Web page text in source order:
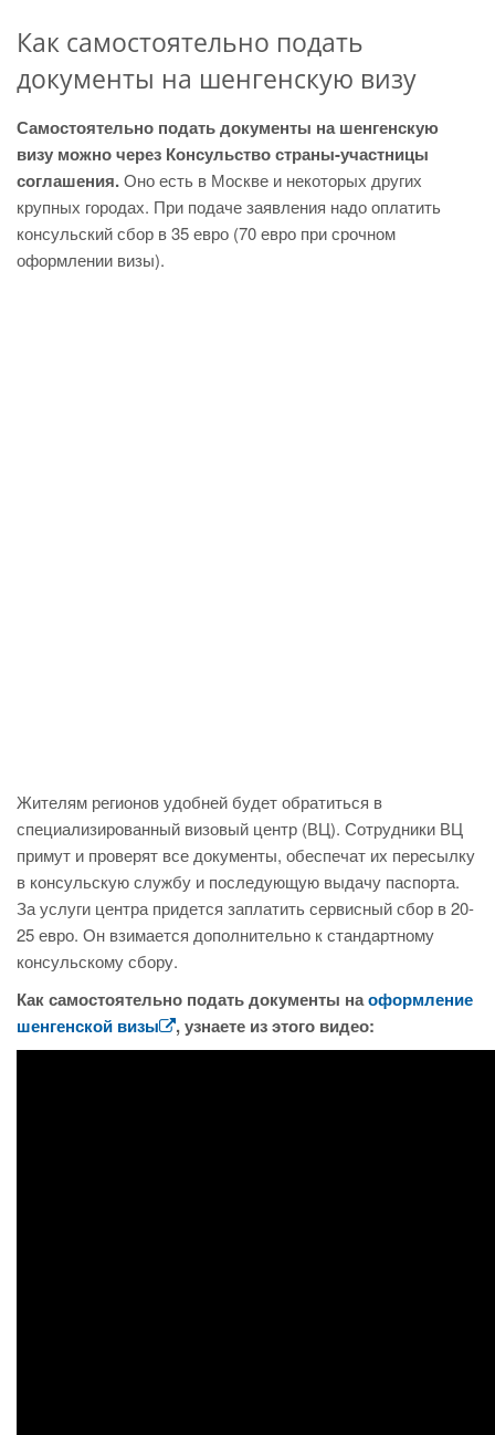
Как самостоятельно подать
документы на шенгенскую визу
Самостоятельно подать документы на шенгенскую
визу можно через Консульство страны-участницы
соглашения.Оно есть в Москве и некоторых других
крупных городах. При подаче заявления надо оплатить
консульский сбор в 35 евро (70 евро при срочном
оформлении визы).
Жителям регионов удобней будет обратиться в
специализированный визовый центр (ВЦ). Сотрудники ВЦ
примут и проверят все документы, обеспечат их пересылку
в консульскую службу и последующую выдачу паспорта.
За услуги центра придется заплатить сервисный сбор в 20-
25 евро. Он взимается дополнительно к стандартному
консульскому сбору.
Как самостоятельно подать документы наоформление
шенгенской визы
, узнаете из этого видео: